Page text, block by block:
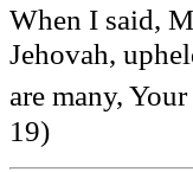
When I said,
Jehovah,
are many,
19)